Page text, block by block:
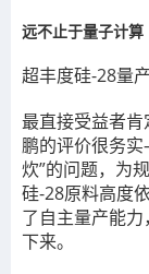
远不止于量子计算
超丰度硅-28量
最直接受益者
鹏的评价很务
炊”的问题，为
硅-28原料高度
了自主量产能
下来。